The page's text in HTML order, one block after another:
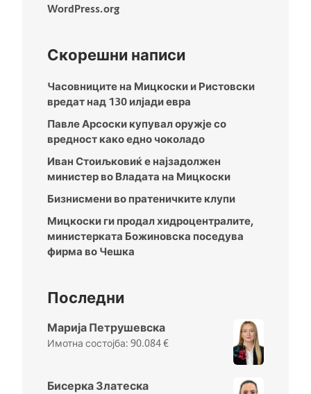
WordPress.org
Скорешни написи
Часовниците на Мицкоски и Ристовски
вредат над 130 илјади евра
Павле Арсоски купувал оружје со
вредност како едно чоколадо
Иван Стоиљковиќ е најзадолжен
министер во Владата на Мицкоски
Бизнисмени во пратеничките клупи
Мицкоски ги продал хидроцентралите,
министерката Божиновска поседува
фирма во Чешка
Последни
Марија Петрушевска
90.084€
Бисерка Златеска